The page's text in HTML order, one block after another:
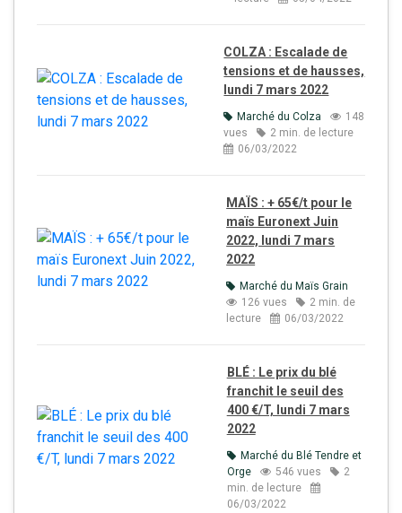
COLZA : Escalade de
tensions et de hausses,
lundi 7 mars 2022
Marché du Colza
148
vues
2 min. de lecture
06/03/2022
MAÏS : + 65€/t pour le
maïs Euronext Juin
2022, lundi 7 mars
2022
Marché du Maïs Grain
126 vues
2 min. de
lecture
06/03/2022
BLÉ : Le prix du blé
franchit le seuil des
400 €/T, lundi 7 mars
2022
Marché du Blé Tendre et
Orge
546 vues
2
min. de lecture
06/03/2022